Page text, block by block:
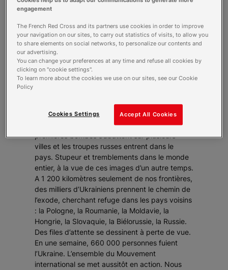
internationale. Une guerre débute alors à 1
poussant des centaines de milliers
d’Ukrainiens vers les pays voisins. Face à une
urgence humanitaire tentaculaire, une
solidarité tout aussi exceptionnelle se met
immédiatement en place. C’était il y a tout
juste un an.
plus en forte d’une offensive imminente contre
l’Ukraine, le président russe, Vladimir Poutine,
met son plan à exécution. Au lever du jour, les
premières bombes s’abattent sur plusieurs
villes et les troupes russes entrent dans le
pays. Stupeur et tremblements dans le monde
entier, à la vue de ces images d’un autre temps.
A 1 200 kilomètres seulement de nos frontières,
des milliers d’Ukrainiens prennent le chemin de
l’exode, cherchant refuge dans les pays voisins
: la Pologne, la Roumanie, la Moldavie, la
Hongrie, la Slovaquie, la Biélorussie, la Russie.
Des files d’attente se dessinent à perte de vue.
En une semaine, 660 000 personnes fuient
l’Ukraine. L’ensemble du Mouvement
international se met aussitôt en action. Nous
engagement
The French Red Cross and its partners use cookies in order to improve
your navigation on our sites, to carry out statistics of visits, to allow you
to share elements on social networks, to personalize our contents and
our advertising.
You can change your preferences at any time and refuse all cookies by
clicking on "cookie settings".
To learn more about the cookies we use on our sites, see our Cookie
Policy
Accept All Cookies
Cookies Settings